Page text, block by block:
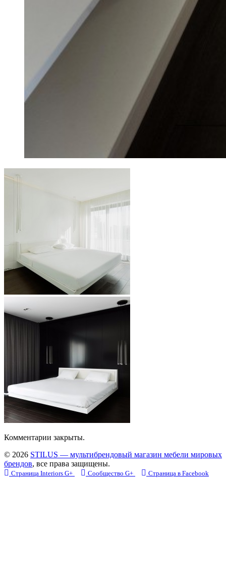
Комментарии закрыты.
© 2026 STILUS — мультибрендовый магазин мебели мировых
брендов, все права защищены.
Страница Interiors G+ Сообщество G+ Страница в Facebook